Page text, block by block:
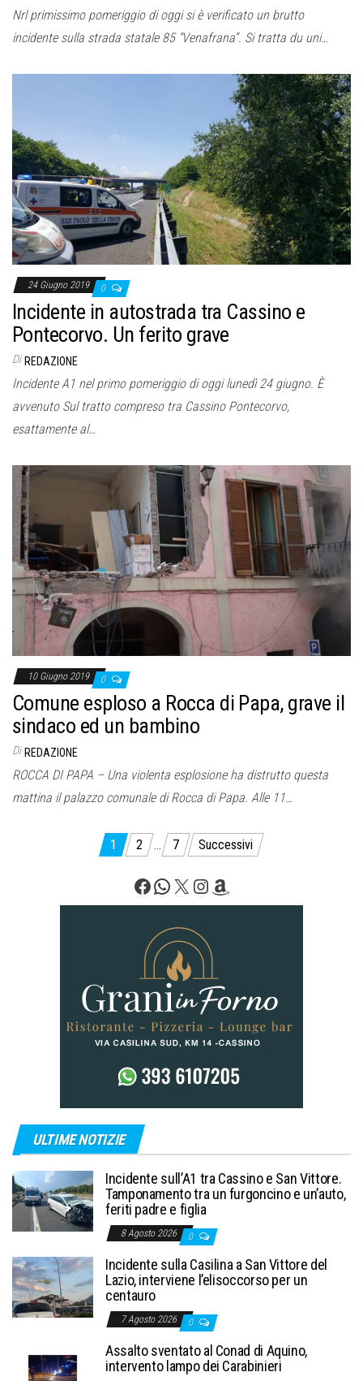
Nrl primissimo pomeriggio di oggi si è verificato un brutto
incidente sulla strada statale 85 “Venafrana”. Si tratta du uni…
24 Giugno 2019 0
Incidente in autostrada tra Cassino e
Pontecorvo. Un ferito grave
Di REDAZIONE
Incidente A1 nel primo pomeriggio di oggi lunedì 24 giugno. È
avvenuto Sul tratto compreso tra Cassino Pontecorvo,
esattamente al…
10 Giugno 2019 0
Comune esploso a Rocca di Papa, grave il
sindaco ed un bambino
Di REDAZIONE
ROCCA DI PAPA – Una violenta esplosione ha distrutto questa
mattina il palazzo comunale di Rocca di Papa. Alle 11…
Paginazione
articoli
1 2 … 7 Successivi
Facebook
WhatsApp
X Instagram
Amazon
ULTIME NOTIZIE
Incidente sull’A1 tra Cassino e San Vittore.
Tamponamento tra un furgoncino e un’auto,
feriti padre e figlia
8 Agosto 2026 0
Incidente sulla Casilina a San Vittore del
Lazio, interviene l’elisoccorso per un
centauro
7 Agosto 2026 0
Assalto sventato al Conad di Aquino,
intervento lampo dei Carabinieri